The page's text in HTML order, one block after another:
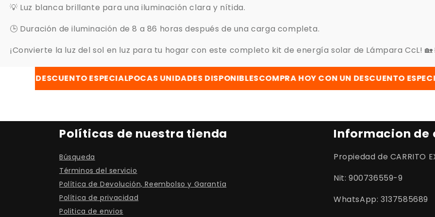
💡 Luz blanca brillante para una iluminación clara y nítida.
🕒 Duración de iluminación de 8 a 86 horas después de una carga completa.
¡Convierte la luz del sol en luz para tu hogar con este completo kit de energía solar de Lámpara CcL!
ESPECIALPOCAS UNIDADES DISPONIBLESCOMPRA HOY CON UN DESCUENTO ESPECIALPOCAS
Políticas de nuestra tienda
Búsqueda
Términos del servicio
Política de Devolución, Reembolso y Garantía
Política de privacidad
Politica de envios
Informacion de
Propiedad de CARRITO
Nit: 900736559-9
WhatsApp: 3137585689